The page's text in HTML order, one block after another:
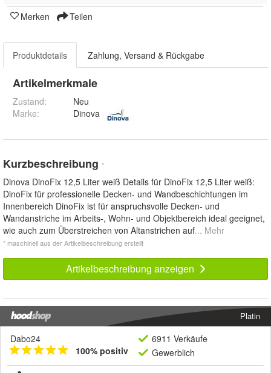
Merken Teilen
Produktdetails Zahlung, Versand & Rückgabe
Artikelmerkmale
Zustand:
Neu
Marke:
Dinova
Kurzbeschreibung *
Dinova DinoFix 12,5 Liter weiß Details für DinoFix 12,5 Liter weiß:
DinoFix für professionelle Decken- und Wandbeschichtungen im
Innenbereich DinoFix ist für anspruchsvolle Decken- und
Wandanstriche im Arbeits-, Wohn- und Objektbereich ideal geeignet,
wie auch zum Überstreichen von Altanstrichen auf... Mehr
* maschinell aus der Artikelbeschreibung erstellt
Artikelbeschreibung anzeigen
Platin
Dabo24
100% positiv
6911 Verkäufe
Gewerblich